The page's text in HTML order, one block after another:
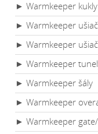
► Warmkeeper kukly
► Warmkeeper
► Warmkeeper
► Warmkeeper
► Warmkeeper šály
► Warmkeeper
► Warmkeeper